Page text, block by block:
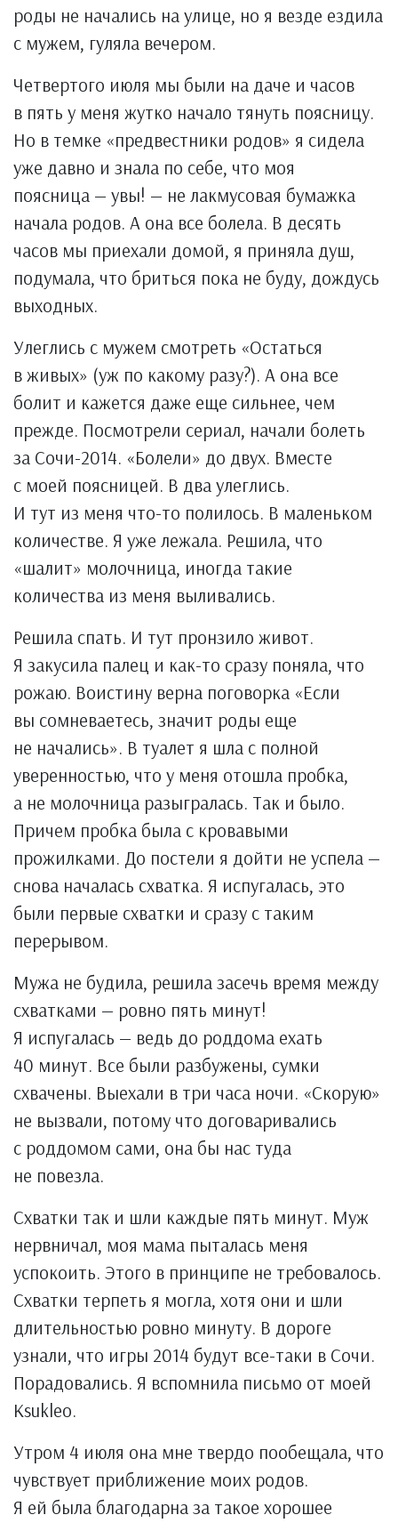
роды не начались на улице, но я везде ездила
с мужем, гуляла вечером.
Четвертого июля мы были на даче и часов
в пять у меня жутко начало тянуть поясницу.
Но в темке «предвестники родов» я сидела
уже давно и знала по себе, что моя
поясница — увы! — не лакмусовая бумажка
начала родов. А она все болела. В десять
часов мы приехали домой, я приняла душ,
подумала, что бриться пока не буду, дождусь
выходных.
Улеглись с мужем смотреть «Остаться
в живых» (уж по какому разу?). А она все
болит и кажется даже еще сильнее, чем
прежде. Посмотрели сериал, начали болеть
за Сочи-2014. «Болели» до двух. Вместе
с моей поясницей. В два улеглись.
И тут из меня что-то полилось. В маленьком
количестве. Я уже лежала. Решила, что
«шалит» молочница, иногда такие
количества из меня выливались.
Решила спать. И тут пронзило живот.
Я закусила палец и как-то сразу поняла, что
рожаю. Воистину верна поговорка «Если
вы сомневаетесь, значит роды еще
не начались». В туалет я шла с полной
уверенностью, что у меня отошла пробка,
а не молочница разыгралась. Так и было.
Причем пробка была с кровавыми
прожилками. До постели я дойти не успела —
снова началась схватка. Я испугалась, это
были первые схватки и сразу с таким
перерывом.
Мужа не будила, решила засечь время между
схватками — ровно пять минут!
Я испугалась — ведь до роддома ехать
40 минут. Все были разбужены, сумки
схвачены. Выехали в три часа ночи. «Скорую»
не вызвали, потому что договаривались
с роддомом сами, она бы нас туда
не повезла.
Схватки так и шли каждые пять минут. Муж
нервничал, моя мама пыталась меня
успокоить. Этого в принципе не требовалось.
Схватки терпеть я могла, хотя они и шли
длительностью ровно минуту. В дороге
узнали, что игры 2014 будут все-таки в Сочи.
Порадовались. Я вспомнила письмо от моей
Ksukleo.
Утром 4 июля она мне твердо пообещала, что
чувствует приближение моих родов.
Я ей была благодарна за такое хорошее